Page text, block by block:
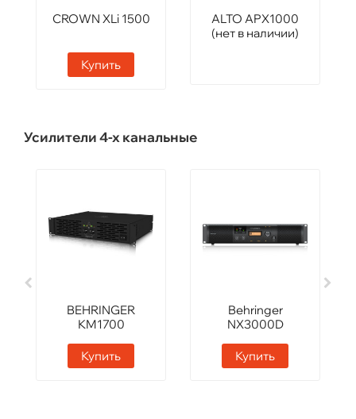
CROWN XLi 1500
Купить
ALTO APX1000
(нет в наличии)
Усилители 4-х канальные
BEHRINGER
KM1700
Купить
Behringer
NX3000D
Купить